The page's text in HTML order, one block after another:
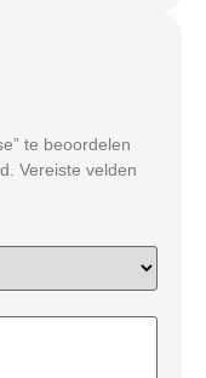
te beoordelen
Vereiste velden